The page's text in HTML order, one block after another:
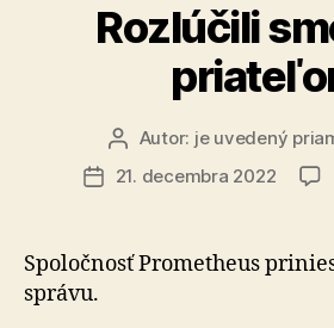
Rozlúčili
Autor
článku
Autor: je uvedený
Dátum
21. decembra 2022
Spoločnosť Prometheus
správu.